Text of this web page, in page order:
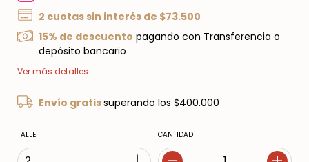
2 cuotas sin interés de $73.500
15% de descuento pagando con Transferencia o
depósito bancario
Ver más detalles
Envío gratissuperando los$400.000
TALLE CANTIDAD